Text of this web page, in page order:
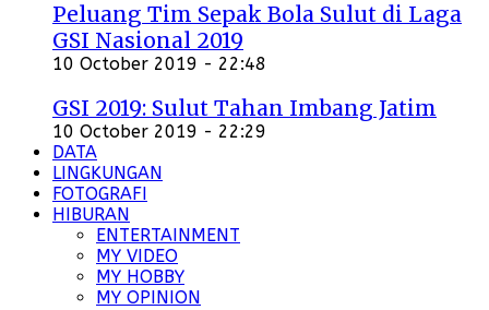
Peluang Tim Sepak Bola Sulut di Laga
GSI Nasional 2019
10 October 2019 - 22:48
GSI 2019: Sulut Tahan Imbang Jatim
10 October 2019 - 22:29
DATA
LINGKUNGAN
FOTOGRAFI
HIBURAN
ENTERTAINMENT
MY VIDEO
MY HOBBY
MY OPINION